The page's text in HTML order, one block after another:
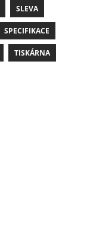
SLEVA
SPECIFIKACE
TISKÁRNA